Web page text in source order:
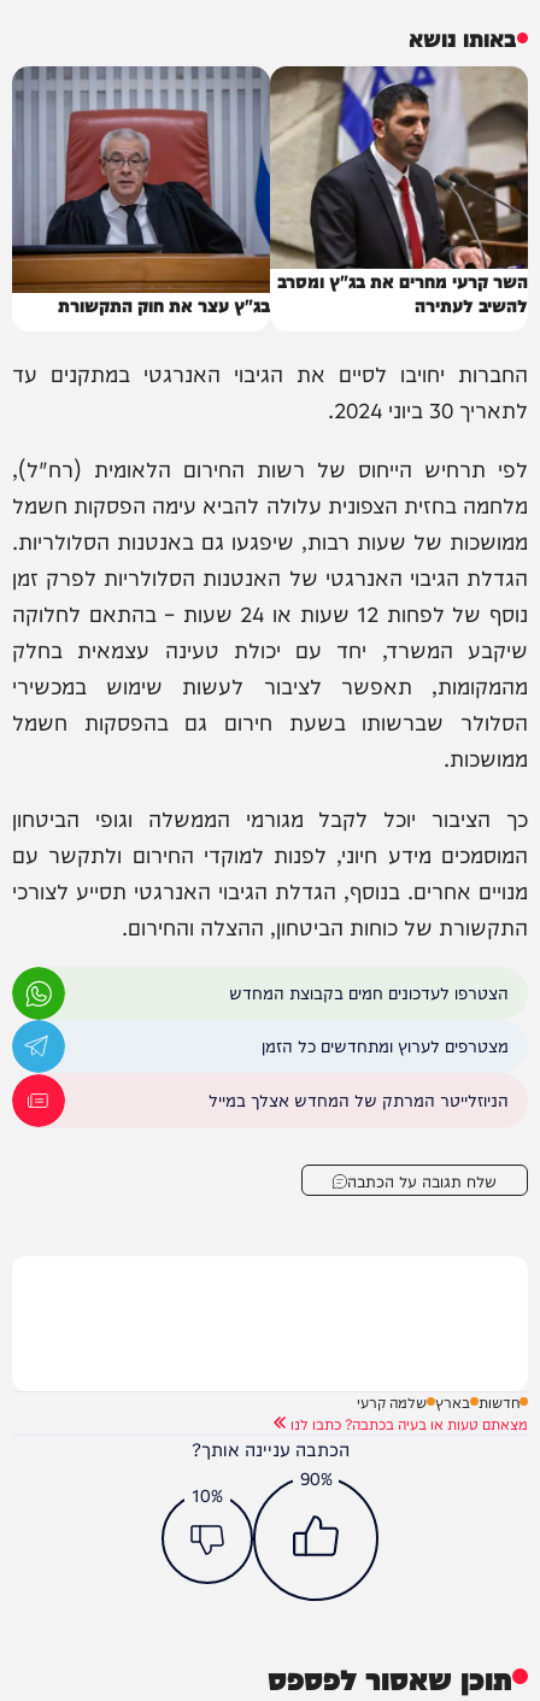
באותו נושא
השר קרעי מחרים את בג"ץ ומסרב
להשיב לעתירה
בג"ץ עצר את חוק התקשורת
החברות יחויבו לסיים את הגיבוי האנרגטי במתקנים עד
לתאריך 30 ביוני 2024.
לפי תרחיש הייחוס של רשות החירום הלאומית (רח"ל),
מלחמה בחזית הצפונית עלולה להביא עימה הפסקות חשמל
ממושכות של שעות רבות, שיפגעו גם באנטנות הסלולריות.
הגדלת הגיבוי האנרגטי של האנטנות הסלולריות לפרק זמן
נוסף של לפחות 12 שעות או 24 שעות – בהתאם לחלוקה
שיקבע המשרד, יחד עם יכולת טעינה עצמאית בחלק
מהמקומות, תאפשר לציבור לעשות שימוש במכשירי
הסלולר שברשותו בשעת חירום גם בהפסקות חשמל
ממושכות.
כך הציבור יוכל לקבל מגורמי הממשלה וגופי הביטחון
המוסמכים מידע חיוני, לפנות למוקדי החירום ולתקשר עם
מנויים אחרים. בנוסף, הגדלת הגיבוי האנרגטי תסייע לצורכי
התקשורת של כוחות הביטחון, ההצלה והחירום.
הצטרפו לעדכונים חמים בקבוצת המחדש
מצטרפים לערוץ ומתחדשים כל הזמן
הניוזלייטר המרתק של המחדש אצלך במייל
שלח תגובה על הכתבה
חדשות בארץ שלמה קרעי
מצאתם טעות או בעיה בכתבה? כתבו לנו
הכתבה עניינה אותך?
90%
10%
תוכן שאסור לפספס